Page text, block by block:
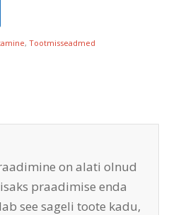
, Tootmisseadmed
on alati olnud
praadimise enda
see sageli toote kadu,